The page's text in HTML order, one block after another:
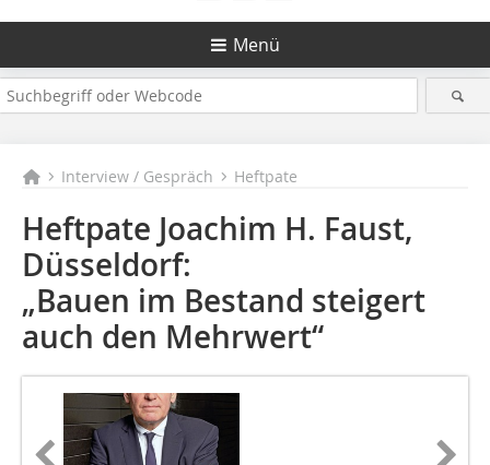
Menü
Interview / Gespräch Heftpate
Heftpate Joachim H. Faust,
Düsseldorf:
„Bauen im Bestand steigert
auch den Mehrwert“